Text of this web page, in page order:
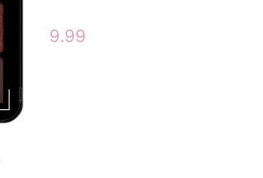
9.99